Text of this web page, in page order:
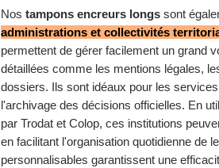
Nos tampons encreurs longs sont
administrations et collectivités
permettent de gérer facilement un grand
détaillées comme les mentions légales,
dossiers. Ils sont idéaux pour les
l'archivage des décisions officielles. En
par Trodat et Colop, ces institutions
en facilitant l'organisation quotidienne de
personnalisables garantissent une